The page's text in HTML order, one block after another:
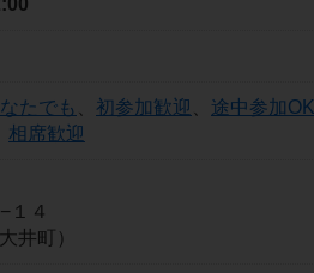
たでも 初参加歓迎
途中参加OK
相席歓迎
１４
井町）